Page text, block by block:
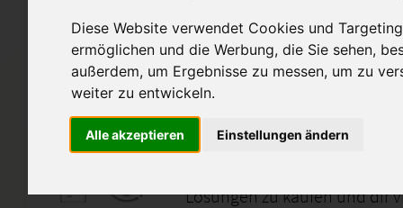
Diese Website verwendet Cookies und
ermöglichen und die Werbung, die Sie sehen,
außerdem, um Ergebnisse zu messen, um zu
weiter zu entwickeln.
Alle akzeptieren Einstellungen ändern
AUH03-Außenhandel- Rechtliche
Du suchst nach guten
erhältst und die du
benutzen kannst !
Lösungen zu kaufen und dir